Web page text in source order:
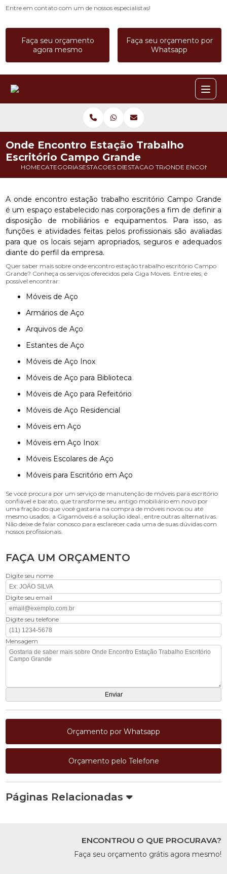
Entre em contato com um de nossos especialistas!
Faça seu orçamento
agora mesmo
Faça seu orçamento por
Whatsapp
HOMECATEGORIASESTACOES DE TRABALHOESTACAO TRABALHO 6 PESSOAS
ONDE ENCONTRO
Onde Encontro Estação Trabalho
Escritório Campo Grande
A onde encontro estação trabalho escritório Campo Grande
é um espaço estabelecido nas corporações a fim de definir a
disposição de mobiliários e equipamentos. Para isso, as
funções e atividades feitas pelos profissionais são avaliadas
para que os locais sejam apropriados, seguros e adequados
diante do perfil da empresa.
Quer saber mais sobre onde encontro estação trabalho escritório Campo
Grande? Conheça os serviços oferecidos pela Giga Moveis. Entre eles, é
possível encontrar:
Móveis de Aço
Armários de Aço
Arquivos de Aço
Estantes de Aço
Móveis de Aço Inox
Móveis de Aço para Biblioteca
Móveis de Aço para Refeitório
Móveis de Aço Residencial
Móveis em Aço
Móveis em Aço Inox
Móveis Escolares de Aço
Móveis para Escritório em Aço
Se você procura por um serviço de manutenção de móveis para escritório
confiável e barato, que transforme seu antigo mobiliário em novo por
uma fração do que você gastaria na compra de móveis novos ou até
mesmo usados, a Gigamóveis é a solução ideal., entre outras alternativas.
Não deixe de falar conosco para esclarecer cada uma de suas dúvidas com
nossos profissionais.
FAÇA UM ORÇAMENTO
Digite seu nome
Digite seu email
Digite seu telefone
Mensagem
Orçamento por Whatsapp
Orçamento pelo Telefone
Páginas Relacionadas
ENCONTROU O QUE PROCURAVA?
Faça seu orçamento grátis agora mesmo!